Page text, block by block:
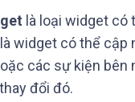
là loại widget
widget có thể
các sự kiện bên
đổi đó.